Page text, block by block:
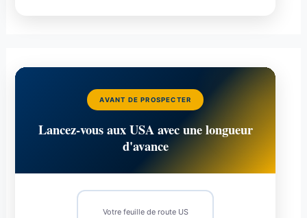
AVANT DE PROSPECTER
Lancez-vous aux USA avec une longueur
d'avance
Votre feuille de route US